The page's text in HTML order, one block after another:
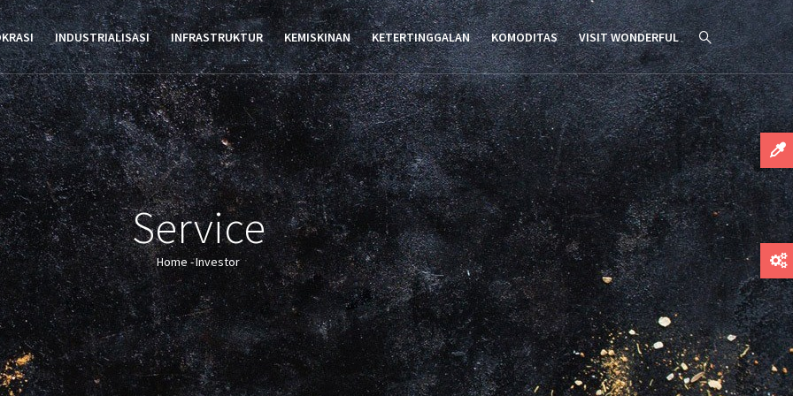
INDUSTRIALISASI INFRASTRUKTUR KEMISKINAN KETERTINGGALAN KOMODITAS VISIT WONDERFUL
Service
Breadcrumb
Home -Investor